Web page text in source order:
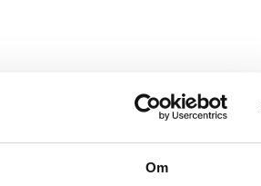
Om